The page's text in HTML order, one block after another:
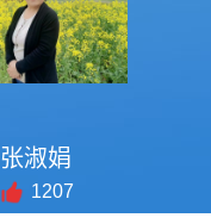
张淑娟
1207